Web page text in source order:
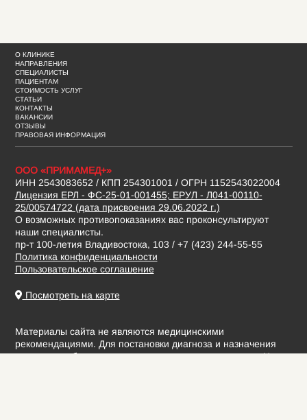
О КЛИНИКЕ
НАПРАВЛЕНИЯ
СПЕЦИАЛИСТЫ
ПАЦИЕНТАМ
СТОИМОСТЬ УСЛУГ
СТАТЬИ
КОНТАКТЫ
ВАКАНСИИ
ОТЗЫВЫ
ПРАВОВАЯ ИНФОРМАЦИЯ
ООО «ПРИМАМЕД+»
ИНН 2543083652 / КПП 254301001 / ОГРН 1152543022004
Лицензия ЕРЛ - ФС-25-01-001455; ЕРУЛ - Л041-00110-
25/00574722 (дата присвоения 29.06.2022 г.)
О возможных противопоказаниях вас проконсультируют
наши специалисты.
пр-т 100-летия Владивостока, 103 / +7 (423) 244-55-55
Политика конфиденциальности
Пользовательское соглашение
Посмотреть на карте
Материалы сайта не являются медицинскими
рекомендациями. Для постановки диагноза и назначения
лечения необходимо проконсультироваться с врачом. Цены